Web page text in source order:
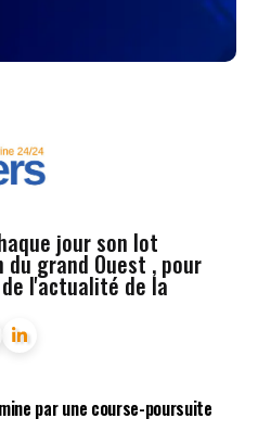
jour son lot
grand Ouest , pour
l'actualité de la
par une course-poursuite